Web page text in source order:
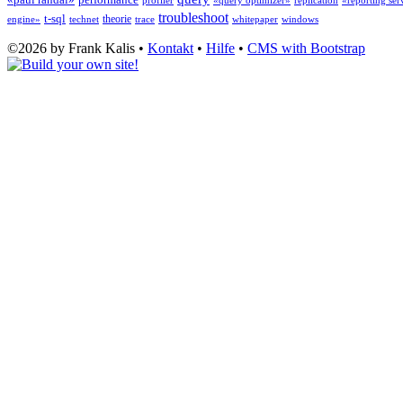
engine» t-sql technet theorie trace troubleshoot whitepaper windows
©2026 by Frank Kalis • Kontakt • Hilfe • CMS with Bootstrap